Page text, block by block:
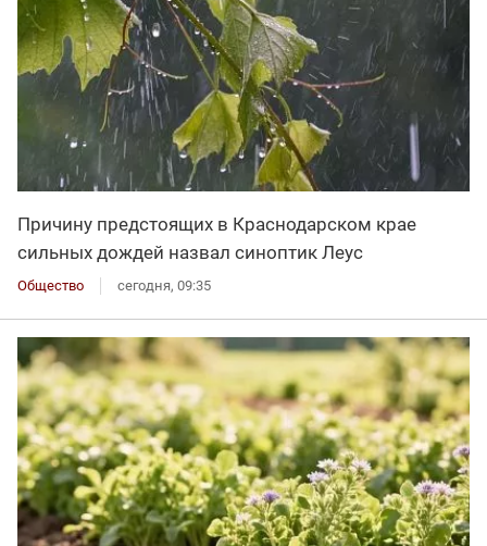
Причину предстоящих в Краснодарском крае
сильных дождей назвал синоптик Леус
Общество сегодня, 09:35